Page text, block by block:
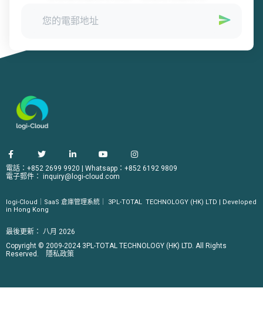
logi-Cloud｜SaaS 倉庫管理系統｜ 3PL-TOTAL
TECHNOLOGY (HK) LTD | Developed
in Hong Kong
最後更新： 八月 2026
Copyright © 2009-2024 3PL-TOTAL TECHNOLOGY (HK) LTD. All Rights
Reserved.
隱私政策
電話：+852 2699 9920 | Whatsapp：+852 6192 9809
電子郵件： inquiry@logi-cloud.com